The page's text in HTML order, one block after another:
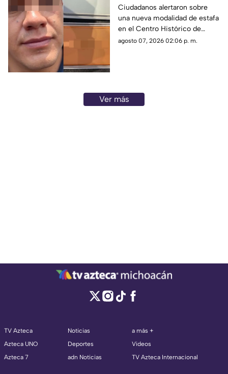
pirata en el Centro de
Morelia.
Ciudadanos alertaron sobre
una nueva modalidad de estafa
en el Centro Histórico de
Morelia, luego de que un
presuntamente falsos.
agosto 07, 2026 02:06 p. m.
Ver más
TV Azteca
Azteca UNO
Azteca 7
Noticias
Deportes
adn Noticias
a más +
Videos
TV Azteca Internacional